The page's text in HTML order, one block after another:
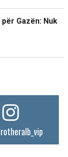
Gazën: Nuk